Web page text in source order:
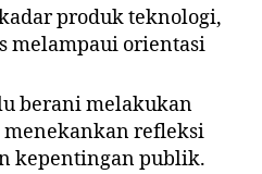
produk teknologi,
melampaui orientasi
berani melakukan
menekankan refleksi
kepentingan publik.